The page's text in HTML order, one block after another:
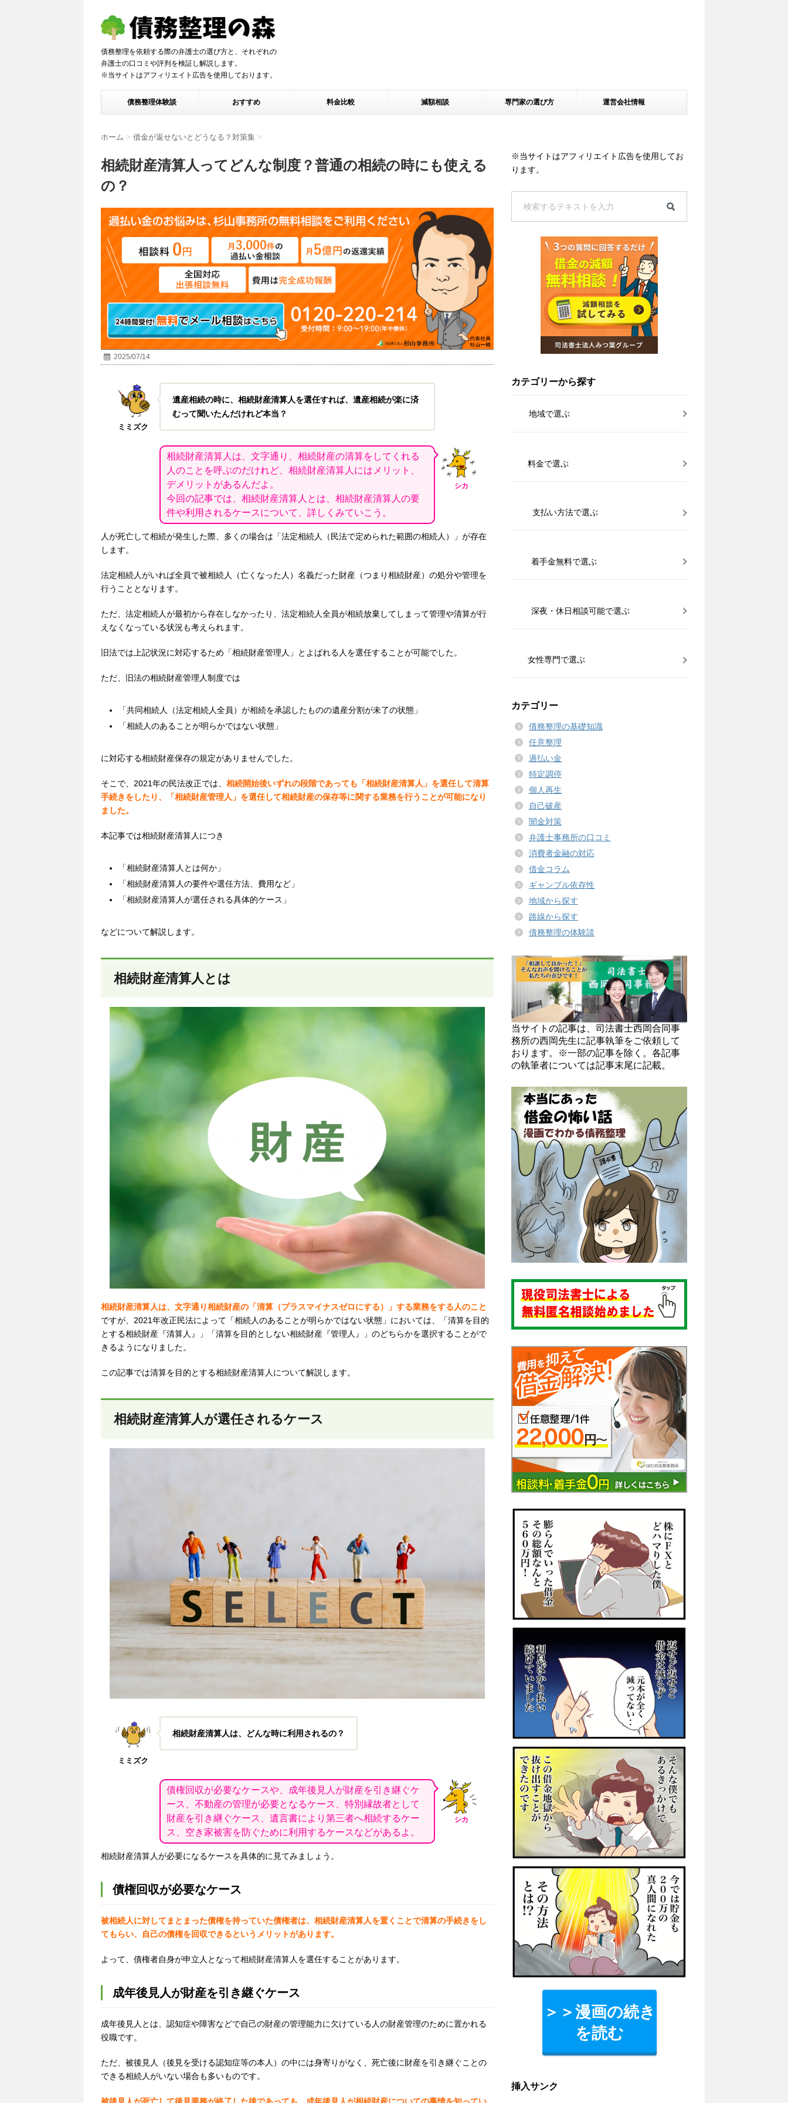
債務整理を依頼する際の弁護士の選び方と、それぞれの
弁護士の口コミや評判を検証し解説します。
※当サイトはアフィリエイト広告を使用しております。
債務整理体験談 おすすめ 料金比較 減額相談 専門家の選び方 運営会社情報
ホーム > 借金が返せないとどうなる？対策集 >
相続財産清算人ってどんな制度？普通の相続の時にも使える
の？
2025/07/14
ミミズク
遺産相続の時に、相続財産清算人を選任すれば、遺産相続が楽に済
むって聞いたんだけれど本当？
シカ
相続財産清算人は、文字通り、相続財産の清算をしてくれる
人のことを呼ぶのだけれど、相続財産清算人にはメリット、
デメリットがあるんだよ。
今回の記事では、相続財産清算人とは、相続財産清算人の要
件や利用されるケースについて、詳しくみていこう。
人が死亡して相続が発生した際、多くの場合は「法定相続人（民法で定められた範囲の相続人）」が存在
します。
法定相続人がいれば全員で被相続人（亡くなった人）名義だった財産（つまり相続財産）の処分や管理を
行うこととなります。
ただ、法定相続人が最初から存在しなかったり、法定相続人全員が相続放棄してしまって管理や清算が行
えなくなっている状況も考えられます。
旧法では上記状況に対応するため「相続財産管理人」とよばれる人を選任することが可能でした。
ただ、旧法の相続財産管理人制度では
「共同相続人（法定相続人全員）が相続を承認したものの遺産分割が未了の状態」
「相続人のあることが明らかではない状態」
に対応する相続財産保存の規定がありませんでした。
そこで、2021年の民法改正では、 相続開始後いずれの段階であっても「相続財産清算人」を選任して清算
手続きをしたり、「相続財産管理人」を選任して相続財産の保存等に関する業務を行うことが可能になり
ました。
本記事では相続財産清算人につき
「相続財産清算人とは何か」
「相続財産清算人の要件や選任方法、費用など」
「相続財産清算人が選任される具体的ケース」
などについて解説します。
相続財産清算人とは
相続財産清算人は、文字通り相続財産の「清算（プラスマイナスゼロにする）」する業務をする人のこと
ですが、2021年改正民法によって 「相続人のあることが明らかではない状態」 においては、「清算を目的
とする相続財産『清算人』 」「清算を目的としない相続財産『管理人』
」のどちらかを選択することがで
きるようになりました。
この記事では清算を目的とする相続財産清算人について解説します。
相続財産清算人が選任されるケース
ミミズク
相続財産清算人は、どんな時に利用されるの？
シカ
債権回収が必要なケースや、成年後見人が財産を引き継ぐケ
ース、不動産の管理が必要となるケース、特別縁故者として
財産を引き継ぐケース、遺言書により第三者へ相続するケー
ス、空き家被害を防ぐために利用するケースなどがあるよ。
相続財産清算人が必要になるケースを具体的に見てみましょう。
債権回収が必要なケース
被相続人に対してまとまった債権を持っていた債権者は、相続財産清算人を置くことで清算の手続きをし
てもらい、自己の債権を回収できるというメリットがあります。
よって、債権者自身が申立人となって相続財産清算人を選任することがあります。
成年後見人が財産を引き継ぐケース
成年後見人とは、認知症や障害などで自己の財産の管理能力に欠けている人の財産管理のために置かれる
役職です。
ただ、被後見人（後見を受ける認知症等の本人）の中には身寄りがなく、死亡後に財産を引き継ぐことの
できる相続人がいない場合も多いものです。
被後見人が死亡して後見業務が終了した後であっても、 成年後見人が相続財産についての事情を知ってい
※当サイトはアフィリエイト広告を使用してお
ります。
カテゴリーから探す
地域で選ぶ
料金で選ぶ
支払い方法で選ぶ
着手金無料で選ぶ
深夜・休日相談可能で選ぶ
女性専門で選ぶ
カテゴリー
債務整理の基礎知識
任意整理
過払い金
特定調停
個人再生
自己破産
闇金対策
弁護士事務所の口コミ
消費者金融の対応
借金コラム
ギャンブル依存性
地域から探す
路線から探す
債務整理の体験談
当サイトの記事は、司法書士西岡合同事
務所の西岡先生に記事執筆をご依頼して
おります。※一部の記事を除く。各記事
の執筆者については記事末尾に記載。
＞＞漫画の続き
を読む
挿入サンク